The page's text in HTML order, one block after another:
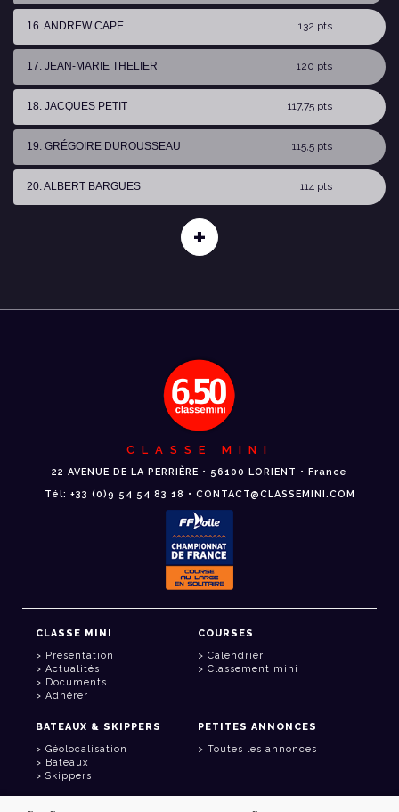
16. ANDREW CAPE 132 pts
17. JEAN-MARIE THELIER 120 pts
18. JACQUES PETIT 117,75 pts
19. GRÉGOIRE DUROUSSEAU 115,5 pts
20. ALBERT BARGUES 114 pts
+
CLASSE MINI
22 AVENUE DE LA PERRIÈRE • 56100 LORIENT • France
Tél: +33 (0)9 54 54 83 18 • CONTACT@CLASSEMINI.COM
CLASSE MINI
Présentation
Actualités
Documents
Adhérer
COURSES
Calendrier
Classement mini
BATEAUX & SKIPPERS
Géolocalisation
Bateaux
Skippers
PETITES ANNONCES
Toutes les annonces